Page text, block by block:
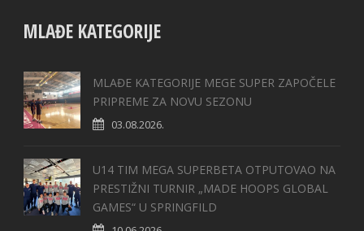
MLAĐE KATEGORIJE
MLAĐE KATEGORIJE MEGE SUPER ZAPOČELE
PRIPREME ZA NOVU SEZONU
03.08.2026.
U14 TIM MEGA SUPERBETA OTPUTOVAO NA
PRESTIŽNI TURNIR „MADE HOOPS GLOBAL
GAMES“ U SPRINGFILD